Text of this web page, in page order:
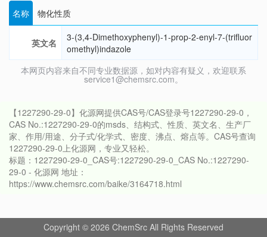
名称 物化性质
英文名
3-(3,4-Dimethoxyphenyl)-1-prop-2-enyl-7-(trifluor
omethyl)indazole
本网页内容来自不同专业数据源，如对内容有疑义，欢迎联系
service1@chemsrc.com。
【1227290-29-0】化源网提供CAS号/CAS登录号1227290-29-0，
CAS No.:1227290-29-0的msds、结构式、性质、英文名、生产厂
家、作用/用途、分子式/化学式、密度、沸点、熔点等。CAS号查询
1227290-29-0上化源网，专业又轻松。
标题：1227290-29-0_CAS号:1227290-29-0_CAS No.:1227290-
29-0 - 化源网 地址：
https://www.chemsrc.com/baike/3164718.html
Copyright © 2026 ChemSrc All Rights Reserved